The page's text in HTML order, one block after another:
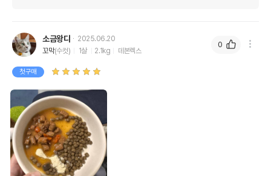
소금왕댜
2025.06.20
꼬막(수컷) 1살 2.1kg 데본렉스
첫구매
0